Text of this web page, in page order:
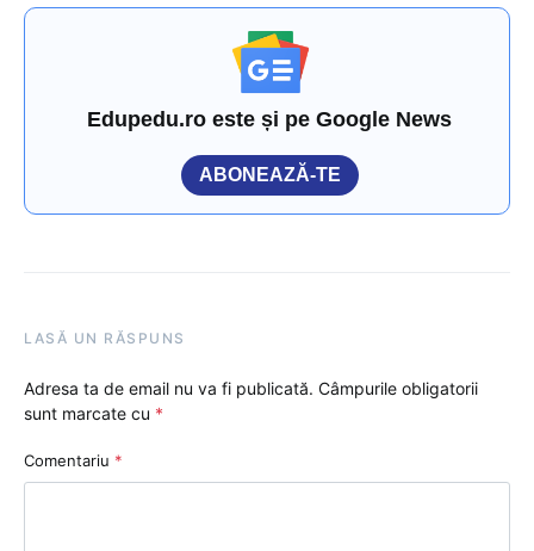
Edupedu.ro este și pe Google News
ABONEAZĂ-TE
LASĂ UN RĂSPUNS
Adresa ta de email nu va fi publicată. Câmpurile obligatorii
sunt marcate cu *
Comentariu *